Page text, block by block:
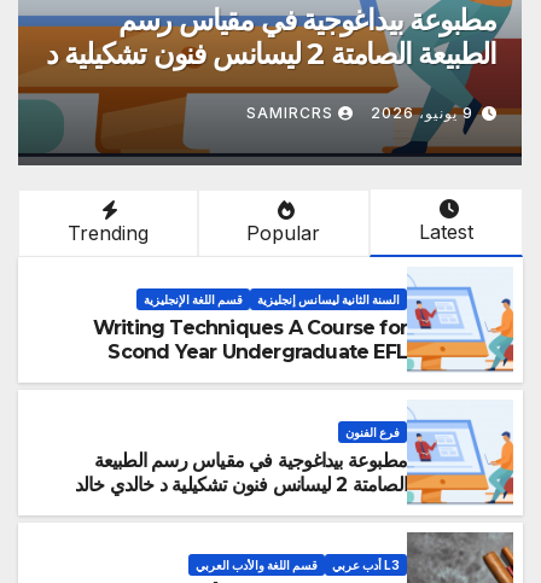
دروس في مقياس النص الأدبي العربي
الحديث 2 ليسانس دراسات أدبية سداسي
9 يونيو، 2026 SAMIRCRS
Latest
Popular
Trending
السنة الثانية ليسانس إنجليزية قسم اللغة الإنجليزية
Writing Techniques A Course for
Scond Year Undergraduate EFL
فرع الفنون
مطبوعة بيداغوجية في مقياس رسم الطبيعة
الصامتة 2 ليسانس فنون تشكيلية د خالدي خالد
L3 أدب عربي قسم اللغة والأدب العربي